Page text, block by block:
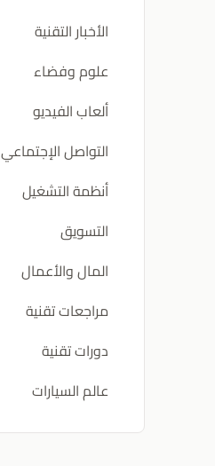
الأخبار التقنية
علوم وفضاء
ألعاب الفيديو
التواصل الإجتماعي
أنظمة التشغيل
التسويق
المال والأعمال
مراجعات تقنية
دورات تقنية
عالم السيارات